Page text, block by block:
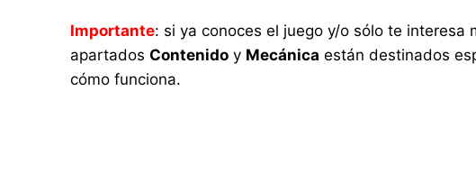
Importante: si ya conoces el juego y/o sólo te
apartadosContenido y Mecánica están destinados
cómo funciona.